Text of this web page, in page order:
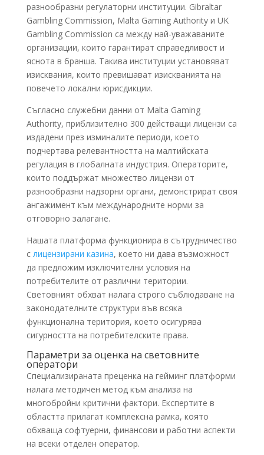
разнообразни регулаторни институции. Gibraltar
Gambling Commission, Malta Gaming Authority и UK
Gambling Commission са между най-уважаваните
организации, които гарантират справедливост и
яснота в бранша. Такива институции установяват
изисквания, които превишават изискванията на
повечето локални юрисдикции.
Съгласно служебни данни от Malta Gaming
Authority, приблизително 300 действащи лицензи са
издадени през изминалите периоди, което
подчертава релевантността на малтийската
регулация в глобалната индустрия. Операторите,
които поддържат множество лицензи от
разнообразни надзорни органи, демонстрират своя
ангажимент към международните норми за
отговорно залагане.
Нашата платформа функционира в сътрудничество
с лицензирани казина, което ни дава възможност
да предложим изключителни условия на
потребителите от различни територии.
Световният обхват налага строго съблюдаване на
законодателните структури във всяка
функционална територия, което осигурява
сигурността на потребителските права.
Параметри за оценка на световните
оператори
Специализираната преценка на гейминг платформи
налага методичен метод към анализа на
многобройни критични фактори. Експертите в
областта прилагат комплексна рамка, която
обхваща софтуерни, финансови и работни аспекти
на всеки отделен оператор.